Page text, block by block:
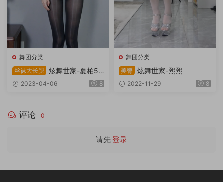
舞团分类
丝袜大长腿
炫舞世家-夏柏55
期7v1.60g
2023-04-06 8
舞团分类
美臀 炫舞世家-熙熙
2022-11-29 8
评论 0
请先 登录